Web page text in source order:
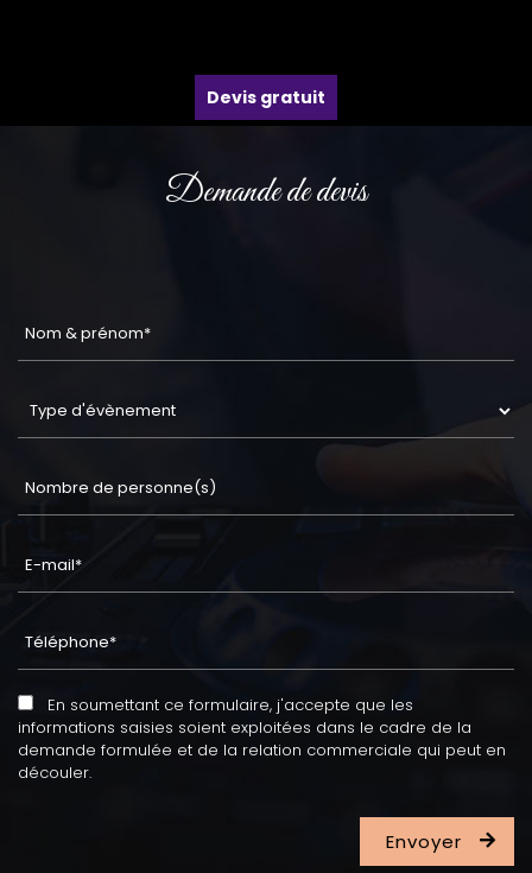
Devis gratuit
Demande de devis
En soumettant ce formulaire, j'accepte que les
informations saisies soient exploitées dans le cadre de la
demande formulée et de la relation commerciale qui peut en
découler.